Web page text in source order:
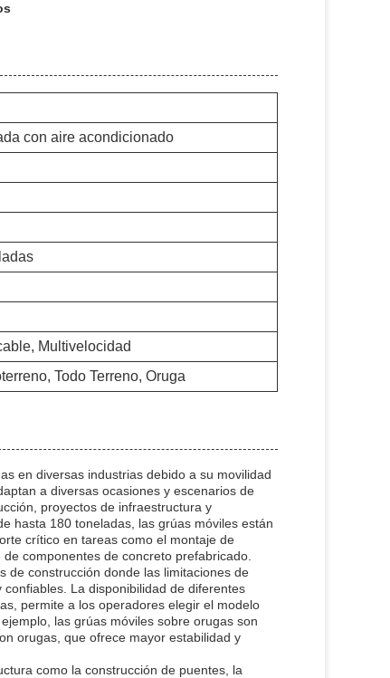
con aire acondicionado
Multivelocidad
Todo Terreno, Oruga
en diversas industrias debido a su movilidad
a diversas ocasiones y escenarios de
proyectos de infraestructura y
hasta 180 toneladas, las grúas móviles están
crítico en tareas como el montaje de
componentes de concreto prefabricado.
de construcción donde las limitaciones de
La disponibilidad de diferentes
permite a los operadores elegir el modelo
las grúas móviles sobre orugas son
orugas, que ofrece mayor estabilidad y
como la construcción de puentes, la